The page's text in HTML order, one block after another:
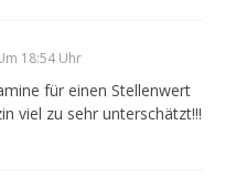
18:54 Uhr
für einen Stellenwert
viel zu sehr unterschätzt!!!